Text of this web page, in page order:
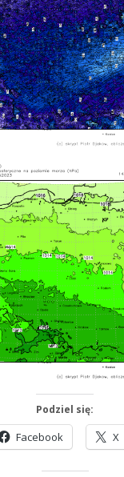
Podziel się:
Facebook X